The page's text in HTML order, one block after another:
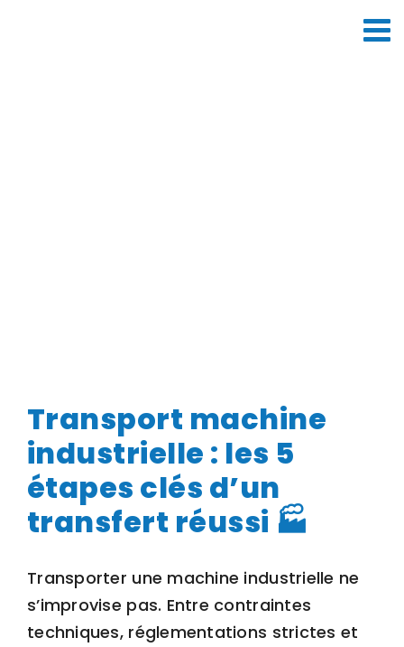
Transport machine
industrielle : les 5
étapes clés d’un
transfert réussi 🏭
Transporter une machine industrielle ne
s’improvise pas. Entre contraintes
techniques, réglementations strictes et